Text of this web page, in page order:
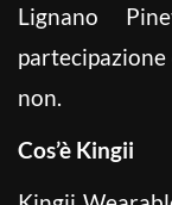
Lignano
non.
Cos’è Kingii